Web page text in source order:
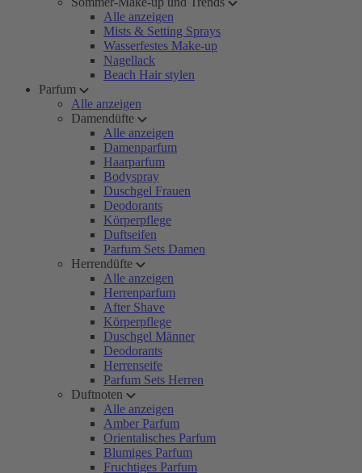
Alle anzeigen
Mists & Setting Sprays
Wasserfestes Make-up
Nagellack
Beach Hair stylen
Parfum
Alle anzeigen
Damendüfte
Alle anzeigen
Damenparfum
Haarparfum
Bodyspray
Duschgel Frauen
Deodorants
Körperpflege
Duftseifen
Parfum Sets Damen
Herrendüfte
Alle anzeigen
Herrenparfum
After Shave
Körperpflege
Duschgel Männer
Deodorants
Herrenseife
Parfum Sets Herren
Duftnoten
Alle anzeigen
Amber Parfum
Orientalisches Parfum
Blumiges Parfum
Fruchtiges Parfum